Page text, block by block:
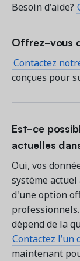
Besoin d'aide?
Offrez-vous
Contactez
conçues pour
Est-ce
actuelles
Oui, vos
système actuel
d'une option
dépend de la
Contactez
maintenant